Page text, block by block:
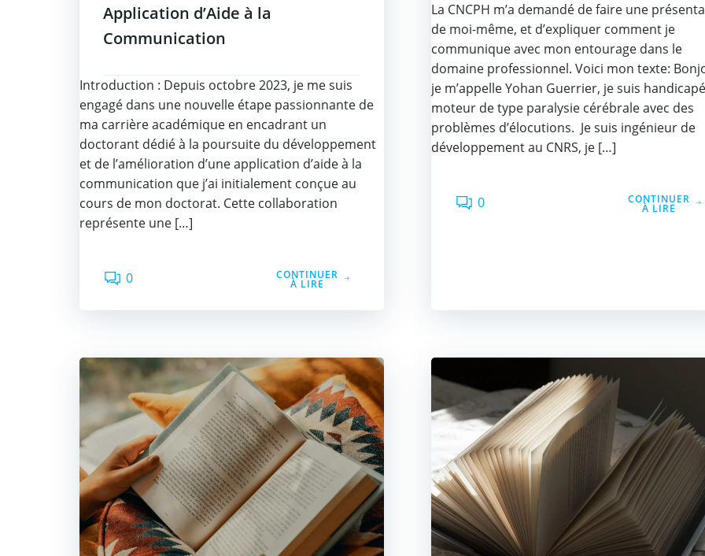
Application d’Aide à la
Communication
Introduction : Depuis octobre 2023, je me suis
engagé dans une nouvelle étape passionnante de
ma carrière académique en encadrant un
doctorant dédié à la poursuite du développement
et de l’amélioration d’une application d’aide à la
communication que j’ai initialement conçue au
cours de mon doctorat. Cette collaboration
représente une […]
0 CONTINUER
À LIRE
La CNCPH m’a demandé de faire une
de moi-même, et d’expliquer comment je
communique avec mon entourage dans le
domaine professionnel. Voici mon texte:
je m’appelle Yohan Guerrier, je suis handicapé
moteur de type paralysie cérébrale avec des
problèmes d’élocutions. Je suis ingénieur de
développement au CNRS, je […]
0 CONTINUER
À LIRE